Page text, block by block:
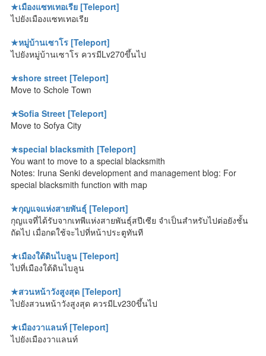
★เมืองแซทเทอเรีย [Teleport]
ไปยังเมืองแซทเทอเรีย
★หมู่บ้านเซาโร [Teleport]
ไปยังหมู่บ้านเซาโร ควรมีLv270ขึ้นไป
★shore street [Teleport]
Move to Schole Town
★Sofia Street [Teleport]
Move to Sofya City
★special blacksmith [Teleport]
You want to move to a special blacksmith
Notes: Iruna Senki development and management blog: For
special blacksmith function with map
★กุญแจแห่งสายพันธุ์ [Teleport]
กุญแจที่ได้รับจากเทพีแห่งสายพันธุ์สปีเซีย จำเป็นสำหรับไปต่อยังชั้น
ถัดไป เมื่อกดใช้จะไปที่หน้าประตูทันที
★เมืองใต้ดินไบลูน [Teleport]
ไปที่เมืองใต้ดินไบลูน
★สวนหน้าวังสูงสุด [Teleport]
ไปยังสวนหน้าวังสูงสุด ควรมีLv230ขึ้นไป
★เมืองวาแลนท์ [Teleport]
ไปยังเมืองวาแลนท์